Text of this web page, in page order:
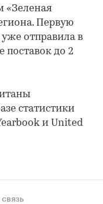
«Зеленая
Первую
отправила в
поставок до 2
статистики
и United